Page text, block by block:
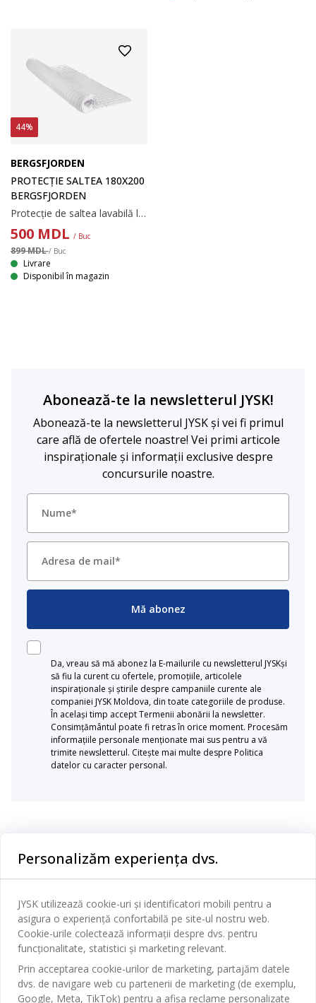
44%
BERGSFJORDEN
PROTECȚIE SALTEA 180X200
BERGSFJORDEN
Protecție de saltea lavabilă la temperaturi foarte mari, cu o matlasare moale și groasă. Cu elastice pentru colțuri. 180x200 cm
500 MDL / Buc
899 MDL/ Buc
Livrare
Disponibil în magazin
Abonează-te la newsletterul JYSK!
Abonează-te la newsletterul JYSK și vei fi primul
care află de ofertele noastre! Vei primi articole
inspiraționale și informații exclusive despre
concursurile noastre.
Mă abonez
Da, vreau să mă abonez la E-mailurile cu newsletterul JYSKși
să fiu la curent cu ofertele, promoțiile, articolele
inspiraționale și știrile despre campaniile curente ale
companiei JYSK Moldova, din toate categoriile de produse.
În același timp accept Termenii abonării la newsletter.
Consimțământul poate fi retras în orice moment. Procesăm
informațiile personale menționate mai sus pentru a vă
trimite newsletterul. Citește mai multe despre Politica
datelor cu caracter personal.
Birou
Sufragerie
Bucătărie
Contact Relații Clienți
Magazine și program
Broșură
Termeni si conditii vânzări online
JYSK
Despre JYSK
JYSK.com
SEDIU CENTRAL
Personalizăm experiența dvs.
JYSK utilizează cookie-uri și identificatori mobili pentru a
asigura o experiență confortabilă pe site-ul nostru web.
Cookie-urile colectează informații despre dvs. pentru
funcționalitate, statistici și marketing relevant.
Prin acceptarea cookie-urilor de marketing, partajăm datele
dvs. de navigare web cu partenerii de marketing (de exemplu,
Google, Meta, TikTok) pentru a afișa reclame personalizate